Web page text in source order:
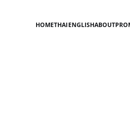
HOMETHAIENGLISHABOUT